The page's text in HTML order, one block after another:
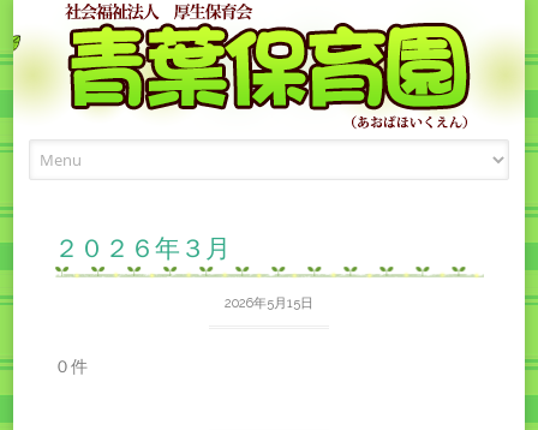
to
２０２６年３月
2026年5月15日
０件